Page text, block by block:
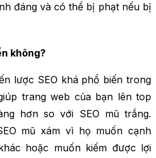
đáng và có thể bị phạt nếu bị
không?
lược SEO khá phổ biến trong
trang web của bạn lên top
hơn so với SEO mũ trắng.
mũ xám vì họ muốn cạnh
hoặc muốn kiếm được lợi